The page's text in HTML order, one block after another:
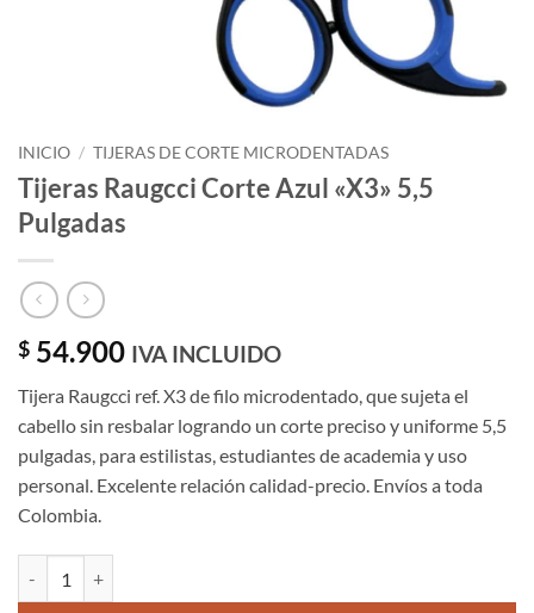
INICIO / TIJERAS DE CORTE MICRODENTADAS
Tijeras Raugcci Corte Azul «X3» 5,5
Pulgadas
$ 54.900 IVA INCLUIDO
Tijera Raugcci ref. X3 de filo microdentado, que sujeta el
cabello sin resbalar logrando un corte preciso y uniforme 5,5
pulgadas, para estilistas, estudiantes de academia y uso
personal. Excelente relación calidad-precio. Envíos a toda
Colombia.